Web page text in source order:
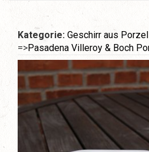
Kategorie: Geschirr aus
=>Pasadena Villeroy & Boch